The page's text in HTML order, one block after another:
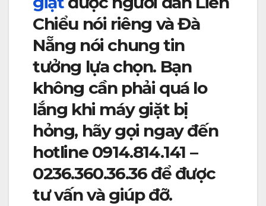
Chiểu nói riêng và Đà
Nẵng nói chung tin
tưởng lựa chọn. Bạn
không cần phải quá lo
lắng khi máy giặt bị
hỏng, hãy gọi ngay đến
hotline 0914.814.141 –
0236.360.36.36 để được
tư vấn và giúp đỡ.